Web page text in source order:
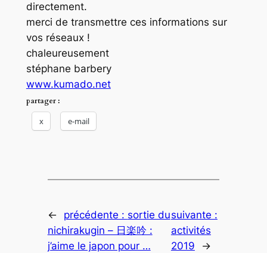
directement.
merci de transmettre ces informations sur
vos réseaux !
chaleureusement
stéphane barbery
www.kumado.net
partager :
x e-mail
← précédente : sortie du
nichirakugin – 日楽吟 :
j’aime le japon pour …
suivante :
activités
2019
→